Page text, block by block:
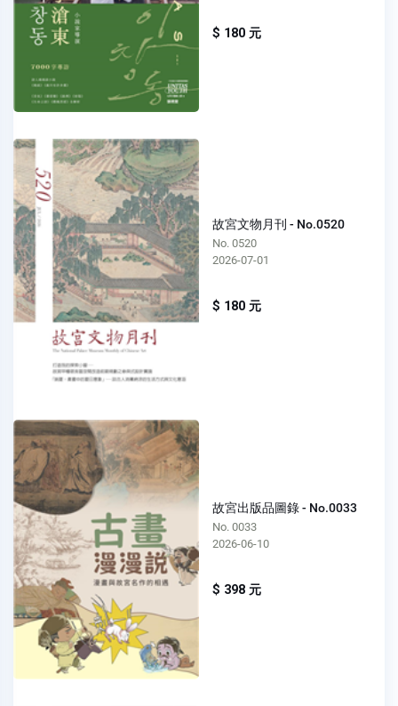
$ 180 元
故宮文物月刊 - No.0520
No. 0520
2026-07-01
$ 180 元
故宮出版品圖錄 - No.0033
No. 0033
2026-06-10
$ 398 元